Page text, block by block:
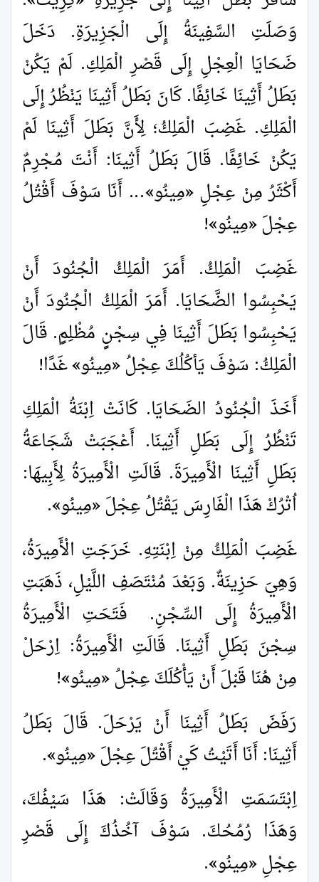
وَصَلَتِ السَّفِينَةُ إِلَى الْجَزِيرَةِ. دَخَلَ
ضَحَايَا الْعِجْلِ إِلَى قَصْرِ الْمَلِكِ. لَمْ يَكُنْ
بَطَلُ أَثِينَا خَائِفًا. كَانَ بَطَلُ أَثِينَا يَنْظُرُ إِلَى
الْمَلِكِ. غَضِبَ الْمَلِكُ؛ لِأَنَّ بَطَلَ أَثِينَا لَمْ
يَكُنْ خَائِفًا. قَالَ بَطَلُ أَثِينَا: أَنْتَ مُجْرِمٌ
أَكْثَرُ مِنْ عِجْلِ«مِينُو»... أَنَا سَوْفَ أَقْتُلُ
عِجْلَ«مِينُو»
!
غَضِبَ الْمَلِكُ. أَمَرَ الْمَلِكُ الْجُنُودَ أَنْ
يَحْبِسُوا الضَّحَايَا. أَمَرَ الْمَلِكُ الْجُنُودَ أَنْ
يَحْبِسُوا بَطَلَ أَثِينَا فِي سِجْنٍ مُظْلِمٍ. قَالَ
الْمَلِكُ: سَوْفَ يَأكُلُكَ عِجْلُ«مِينُو»غَدًا!
أَخَذَ الْجُنُودُ الضَحَايَا. كَانَتْ اِبْنَةُ الْمَلِكِ
تَنْظُرُ إِلَى بَطَلِ أَثِينَا. أَعْجَبَتْ شَجَاعَةُ
بَطَلِ أَثِينَا الْأَمِيرَةَ. قَالَتِ الْأَمِيرَةُ لِأَبِيهَا:
اُتْرُكْ هَذَا الْفَارِسَ يَقْتُلُ عِجْلَ«مِينُو»
.
غَضِبَ الْمَلِكُ مِنْ اِبْنَتِهِ. خَرَجَتِ الْأَمِيرَةُ،
وَهِيَ حَزِينَةٌ. وَبَعْدَ مُنْتَصَفِ اللَّيْلِ، ذَهَبَتِ
الْأَمِيرَةُ إِلَى السِّجْنِ. فَتَحَتِ الْأَمِيرَةُ
سِجْنَ بَطَلِ أَثِينَا. قَالَتِ الْأَمِيرَةُ: اِرْحَلْ
مِنْ هُنَا قَبْلَ أَنْ يَأْكُلَكَ عِجْلُ«مِينُو»
!
رَفَضَ بَطَلُ أَثِينَا أَنْ يَرْحَلَ. قَالَ بَطَلُ
أَثِينَا: أَنَا أَتَيْتُ كَيْ أَقْتُلَ عِجْلَ«مِينُو»
.
اِبْتَسَمَتِ الْأَمِيرَةُ وَقَالَتْ: هَذَا سَيْفُكَ،
وَهَذَا رُمُحُكَ. سَوْفَ آخُذُكَ إِلَى قَصْرِ
عِجْلِ«مِينُو»
.